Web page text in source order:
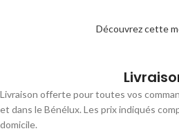
Découvrez cette
Livraison offerte pour toutes vos
et dans le Bénélux. Les prix indiqués
domicile.